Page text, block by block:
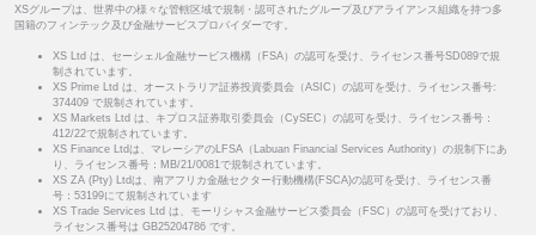
XSグループは、世界中の様々な管轄区域で規制・認可されたグループ及びアライアンス組織を持つ多
国籍のフィンテック及び金融サービスプロバイダーです。
XS Ltd は、セーシェル金融サービス機構（FSA）の認可を受け、ライセンス番号SD089で規
制されています。
XS Prime Ltd は、オーストラリア証券投資委員会（ASIC）の認可を受け、ライセンス番号:
374409 で規制されています。
XS Markets Ltd は、キプロス証券取引委員会（CySEC）の認可を受け、ライセンス番号：
412/22で規制されています。
XS Finance Ltdは、マレーシアのLFSA（Labuan Financial Services Authority）の規制下にあ
り、ライセンス番号：MB/21/0081で規制されています。
XS ZA (Pty) Ltdは、南アフリカ金融セクター行動機構(FSCA)の認可を受け、ライセンス番
号：53199にて規制されています
XS Trade Services Ltd は、モーリシャス金融サービス委員会（FSC）の認可を受けており、
ライセンス番号は GB25204786 です。